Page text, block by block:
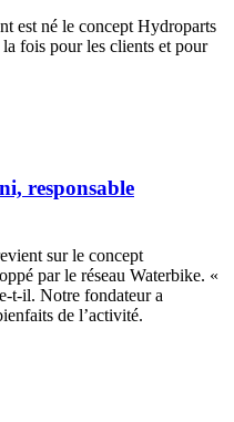
est né le concept Hydroparts
la fois pour les clients et pour
responsable
sur le concept
par le réseau Waterbike. «
t-il. Notre fondateur a
de l’activité.